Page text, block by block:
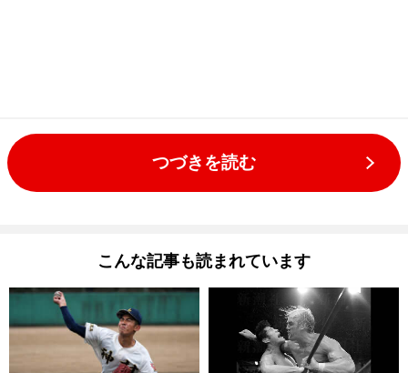
つづきを読む
こんな記事も読まれています